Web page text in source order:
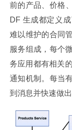
前的产品、价格
DF 生成都定义
难以维护的合同
服务组成，每个
务应用都有相关
通知机制。每当
到消息并快速做出